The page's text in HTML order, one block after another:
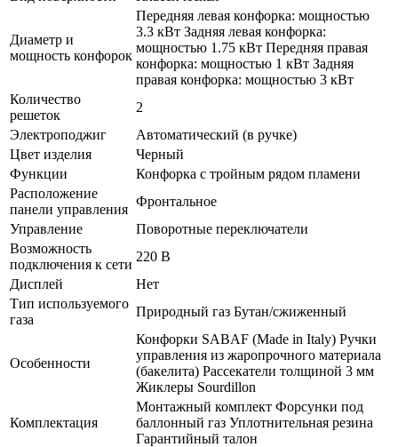
Диаметр и
мощность конфорок
Передняя левая конфорка: мощностью
3.3 кВт Задняя левая конфорка:
мощностью 1.75 кВт Передняя правая
конфорка: мощностью 1 кВт Задняя
правая конфорка: мощностью 3 кВт
Количество
решеток
2
Электроподжиг
Автоматический (в ручке)
Цвет изделия
Черный
Функции
Конфорка с тройным рядом пламени
Расположение
панели управления
Фронтальное
Управление
Поворотные переключатели
Возможность
подключения к сети
220 В
Дисплей
Нет
Тип используемого
газа
Природный газ Бутан/сжиженный
Особенности
Конфорки SABAF (Made in Italy) Ручки
управления из жаропрочного материала
(бакелита) Рассекатели толщиной 3 мм
Жиклеры Sourdillon
Комплектация
Монтажный комплект Форсунки под
баллонный газ Уплотнительная резина
Гарантийный талон